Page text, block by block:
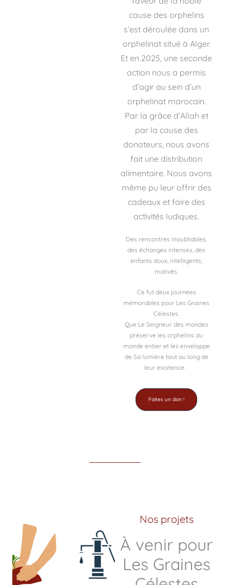
cause des orphelins
s’est déroulée dans un
orphelinat situé à Alger.
Et en 2025, une seconde
action nous a permis
d’agir au sein d’un
orphelinat marocain.
Par la grâce d’Allah et
par la cause des
donateurs, nous avons
fait une distribution
alimentaire. Nous avons
même pu leur offrir des
cadeaux et faire des
activités ludiques.
Des rencontres inoubliables,
des échanges intenses, des
enfants doux, intelligents,
motivés.
Ce fut deux journées
mémorables pour Les Graines
Célestes.
Que Le Seigneur des mondes
préserve les orphelins du
monde entier et les enveloppe
de Sa lumière tout au long de
leur existence.
Faites un don !
Nos projets
À venir pour
Les Graines